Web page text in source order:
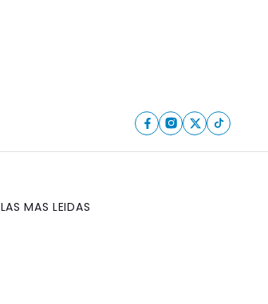
LAS MAS LEIDAS